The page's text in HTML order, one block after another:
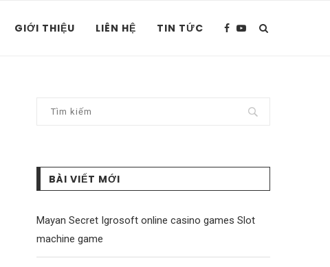
GIỚI THIỆU LIÊN HỆ TIN TỨC
BÀI VIẾT MỚI
Mayan Secret Igrosoft online casino games Slot
machine game